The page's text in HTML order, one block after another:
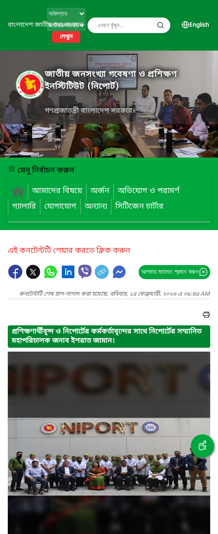
বাংলাদেশ জাতীয় তথ্য বাতায়ন
দেখুন
English
জাতীয় জনসংখ্যা গবেষণা ও প্রশিক্ষণ
ইনস্টিটিউট (নিপোর্ট)
গণপ্রজাতন্ত্রী বাংলাদেশ সরকার
মেনু নির্বাচন করুন
আমাদের বিষয়ে
অর্জন
অভিযোগ ও পরামর্শ
গ্যালারি
যোগাযোগ অন্যান্য সিটিজেন চার্টার
এই কনটেন্টটি শেয়ার করতে ক্লিক করুন
আপনার মতামত প্রদান করুন
কনটেন্টটি শেষ হাল-নাগাদ করা হয়েছে: রবিবার, ১৫ ফেব্রুয়ারী, ২০২৬ এ ০৯:৪৫ AM
প্রশিক্ষণার্থীবৃন্দ ও নিপোর্টের কর্মকর্তাবৃন্দের সাথে নিপোর্টের সম্মানিত
মহাপরিচালক জনাব ইশরাত জামান।
❮ ❯